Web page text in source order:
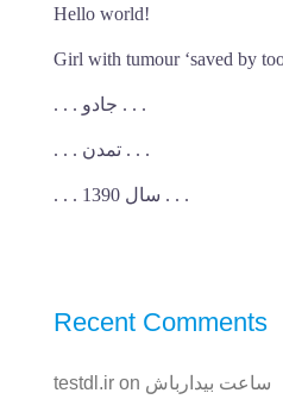
Hello world!
Girl with tumour ‘saved by
. . . جادو . . .
. . . تمدن . . .
. . . سال 1390 . . .
Recent Comments
testdl.ir on ساعت بیدارباش